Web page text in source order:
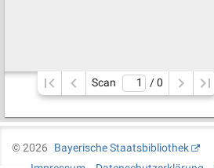
Scan / 0
©2026
Bayerische Staatsbibliothek